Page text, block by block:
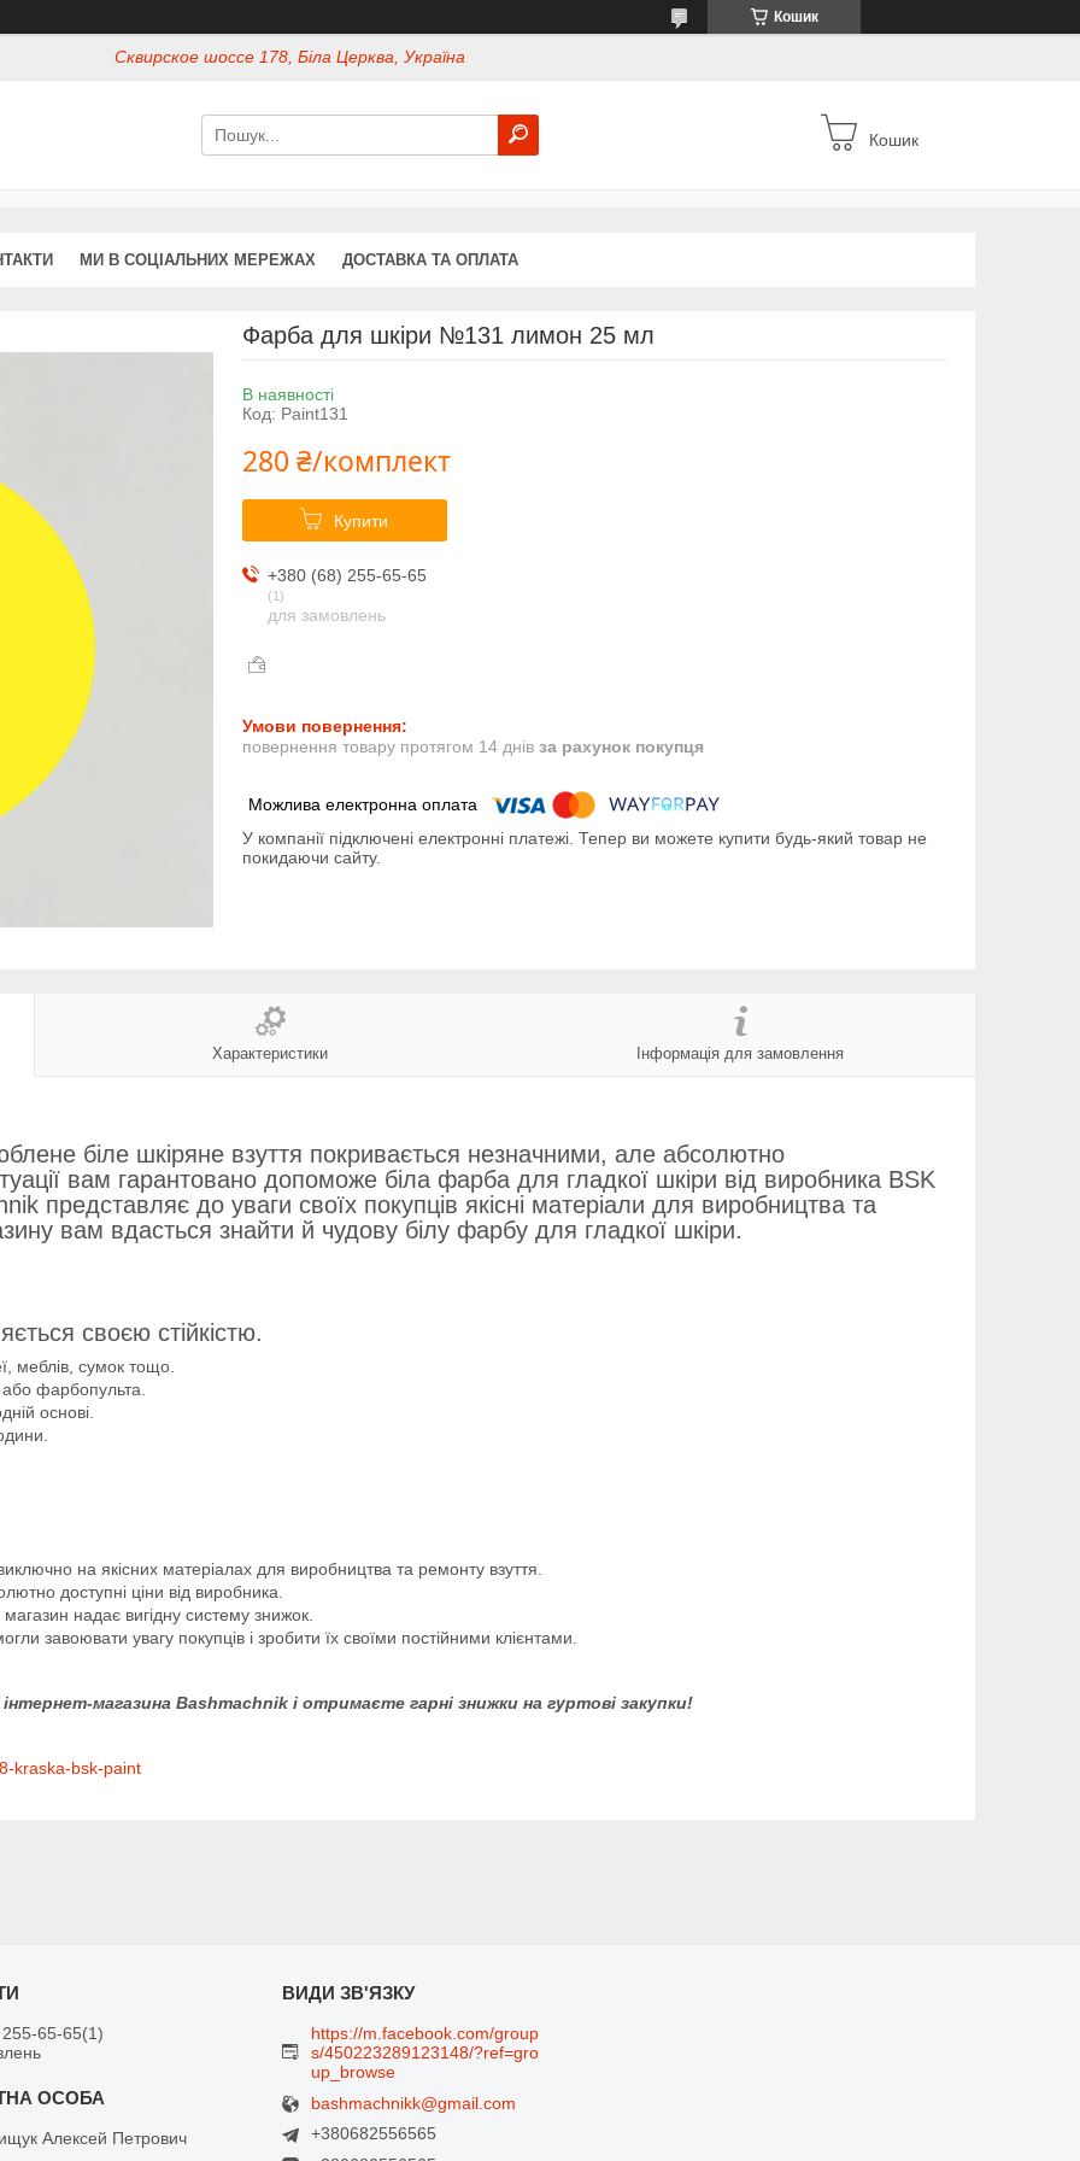
Кошик
Сквирское шоссе 178, Біла Церква, Україна
Кошик
МИ В СОЦІАЛЬНИХ МЕРЕЖАХ ДОСТАВКА ТА ОПЛАТА
Фарба для шкіри №131 лимон 25 мл
В наявності
Код: Paint131
280 ₴/комплект
Купити
+380 (68) 255-65-65
1
для замовлень
повернення товару протягом 14 днів за рахунок покупця
У компанії підключені електронні платежі. Тепер ви можете купити будь-який товар не
покидаючи сайту.
Характеристики Інформація для замовлення
біле шкіряне взуття покривається незначними, але абсолютно
вам гарантовано допоможе біла фарба для гладкої шкіри від виробника BSK
представляє до уваги своїх покупців якісні матеріали для виробництва та
вам вдасться знайти й чудову білу фарбу для гладкої шкіри.
своєю стійкістю.
меблів, сумок тощо.
фарбопульта.
основі.
на якісних матеріалах для виробництва та ремонту взуття.
доступні ціни від виробника.
надає вигідну систему знижок.
завоювати увагу покупців і зробити їх своїми постійними клієнтами.
магазина Bashmachnik і отримаєте гарні знижки на гуртові закупки!
kraska-bsk-paint
65-65 1
Алексей Петрович
https://m.facebook.com/group
s/450223289123148/?ref=gro
up_browse
bashmachnikk@gmail.com
+380682556565